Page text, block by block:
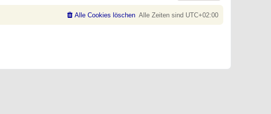
Alle Zeiten sind UTC+02:00
Alle Cookies löschen